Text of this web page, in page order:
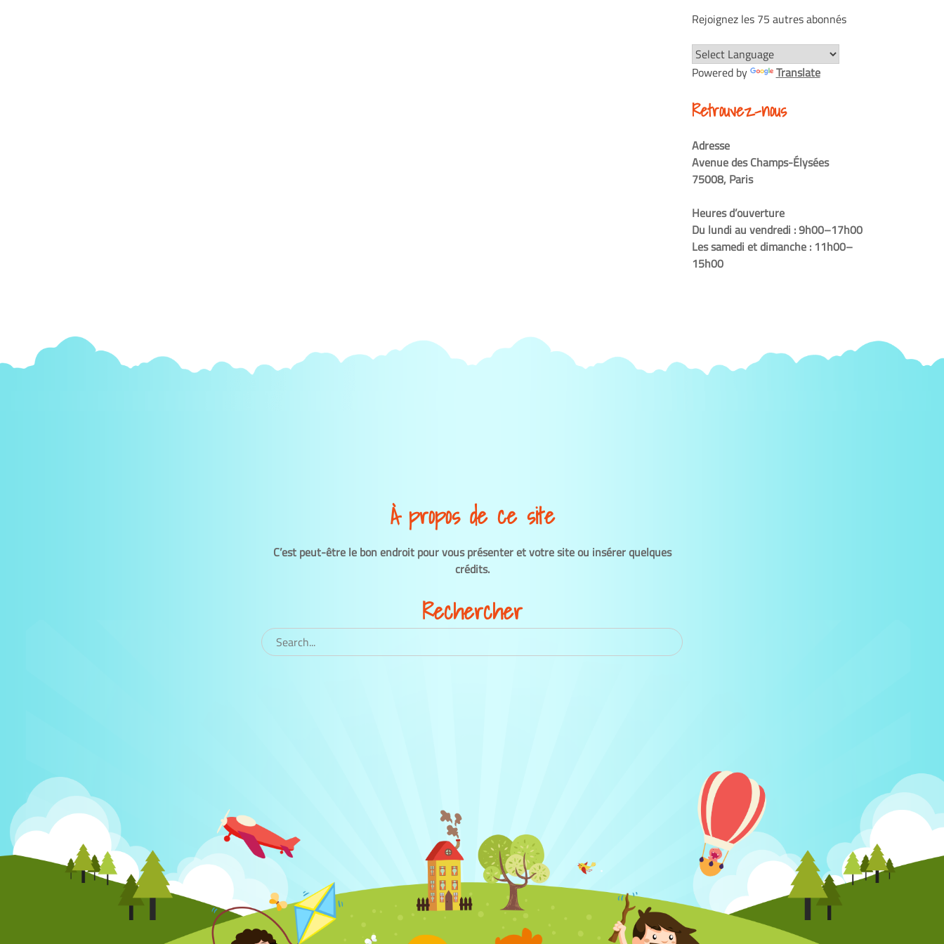
Rejoignez les 75 autres abonnés
Powered by Translate
Retrouvez-nous
Adresse
Avenue des Champs-Élysées
75008, Paris
Heures d’ouverture
Du lundi au vendredi : 9h00–17h00
Les samedi et dimanche : 11h00–
15h00
À propos de ce site
C’est peut-être le bon endroit pour vous présenter et votre site ou insérer quelques
crédits.
Rechercher